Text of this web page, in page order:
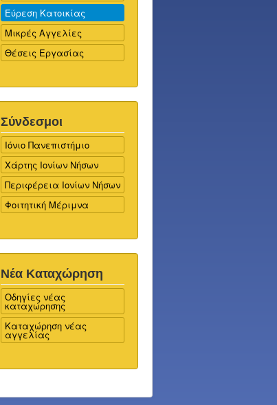
Εύρεση Κατοικίας
Μικρές Αγγελίες
Θέσεις Εργασίας
Σύνδεσμοι
Ιόνιο Πανεπιστήμιο
Χάρτης Ιονίων Νήσων
Περιφέρεια Ιονίων Νήσων
Φοιτητική Μέριμνα
Νέα Καταχώρηση
Οδηγίες νέας
καταχώρησης
Καταχώρηση νέας
αγγελίας